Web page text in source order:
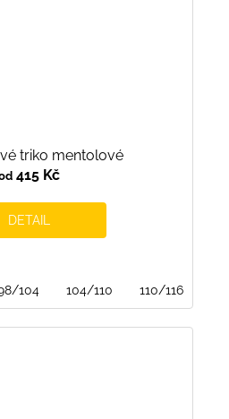
triko mentolové
415 Kč
DETAIL
104 104/110 110/116